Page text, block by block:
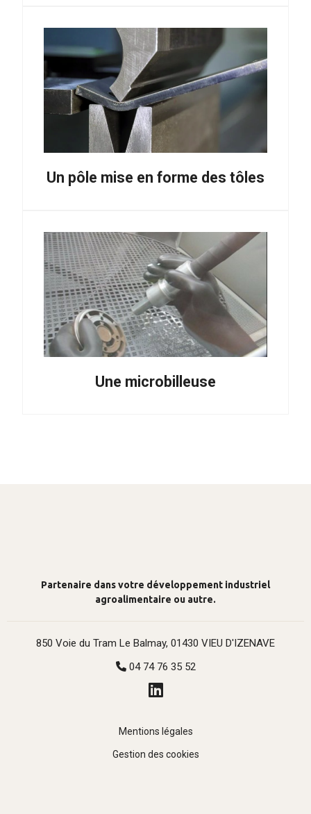
Un pôle mise en forme des tôles
Une microbilleuse
Partenaire dans votre développement industriel
agroalimentaire ou autre.
850 Voie du Tram Le Balmay, 01430 VIEU D'IZENAVE
04 74 76 35 52
Mentions légales
Gestion des cookies